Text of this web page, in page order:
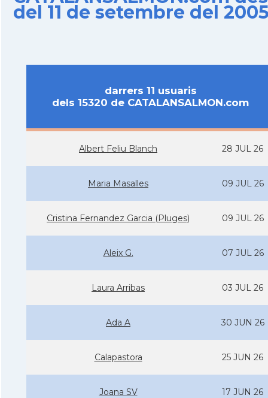
del 11 de setembre del
darrers 11 usuaris
dels 15320 de CATALANSALMON.com
Albert Feliu Blanch 28 JUL 26
Maria Masalles 09 JUL 26
Cristina Fernandez Garcia (Pluges) 09 JUL 26
Aleix G. 07 JUL 26
Laura Arribas 03 JUL 26
Ada A 30 JUN 26
Calapastora 25 JUN 26
Joana SV 17 JUN 26